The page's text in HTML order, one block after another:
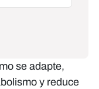
se adapte,
y reduce